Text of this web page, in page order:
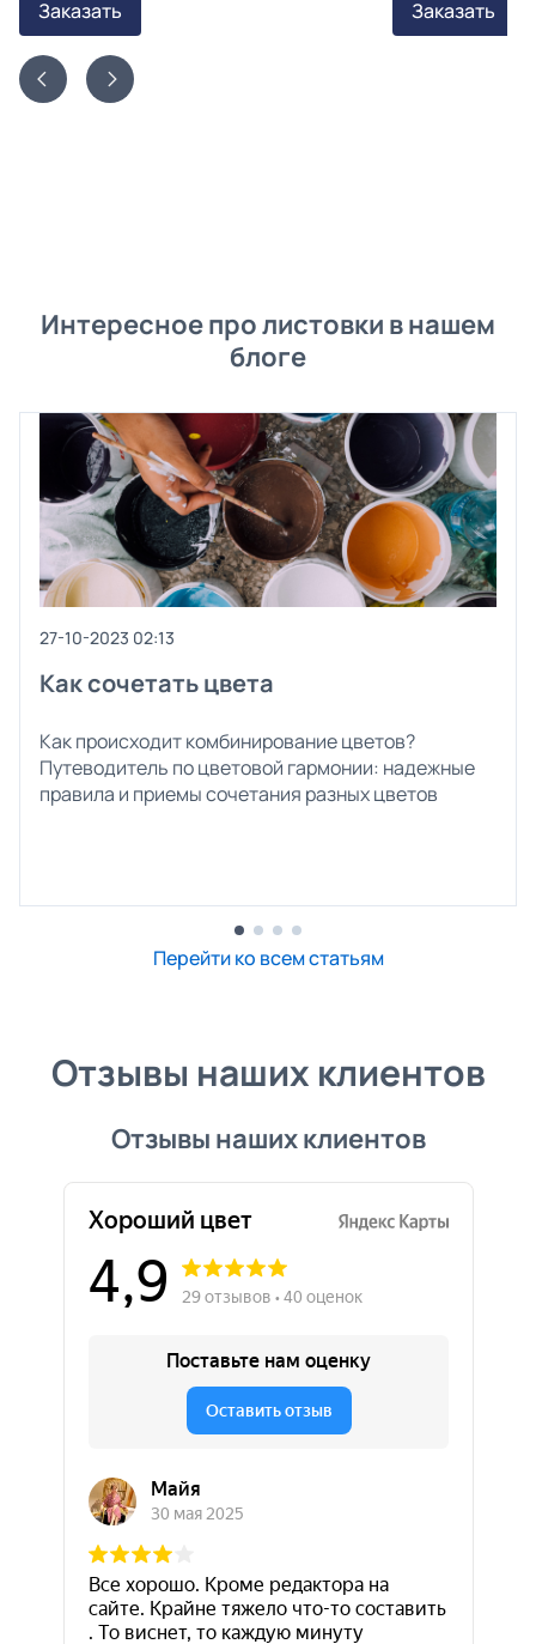
Заказать Заказать
Интересное про листовки в нашем
блоге
27-10-2023 02:13
Как сочетать цвета
Как происходит комбинирование цветов?
Путеводитель по цветовой гармонии: надежные
правила и приемы сочетания разных цветов
Перейти ко всем статьям
Отзывы наших клиентов
Отзывы наших клиентов